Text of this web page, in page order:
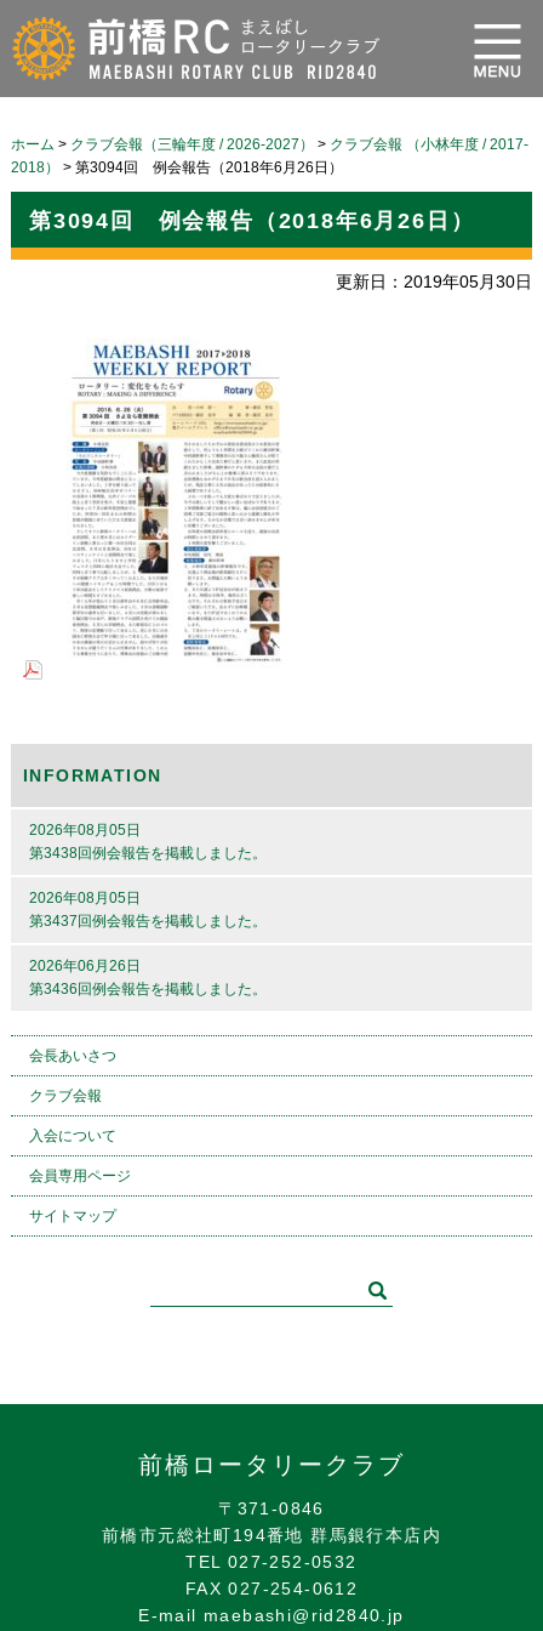
ホーム > クラブ会報（三輪年度 / 2026-2027） > クラブ会報 （小林年度 / 2017-
2018）
> 第3094回 例会報告（2018年6月26日）
第3094回 例会報告（2018年6月26日）
更新日：2019年05月30日
INFORMATION
2026年08月05日
第3438回例会報告を掲載しました。
2026年08月05日
第3437回例会報告を掲載しました。
2026年06月26日
第3436回例会報告を掲載しました。
会長あいさつ
クラブ会報
入会について
会員専用ページ
サイトマップ
前橋ロータリークラブ
〒371-0846
前橋市元総社町194番地 群馬銀行本店内
TEL 027-252-0532
FAX 027-254-0612
E-mail maebashi@rid2840.jp